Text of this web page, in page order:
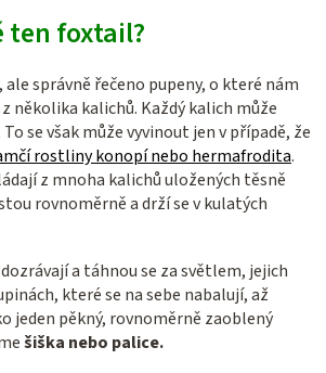
ten foxtail?
správně řečeno pupeny, o které nám
několika kalichů. Každý kalich může
se však může vyvinout jen v případě, že
rostliny konopí nebo hermafrodita.
z mnoha kalichů uložených těsně
rovnoměrně a drží se v kulatých
a táhnou se za světlem, jejich
které se na sebe nabalují, až
jeden pěkný, rovnoměrně zaoblený
šiška nebo palice.